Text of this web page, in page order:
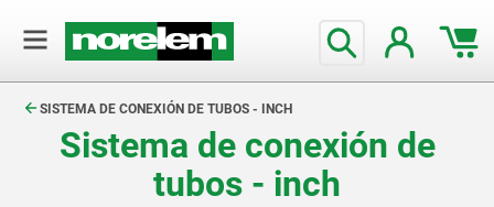
SISTEMA DE CONEXIÓN DE TUBOS - INCH
Sistema de conexión de
tubos - inch